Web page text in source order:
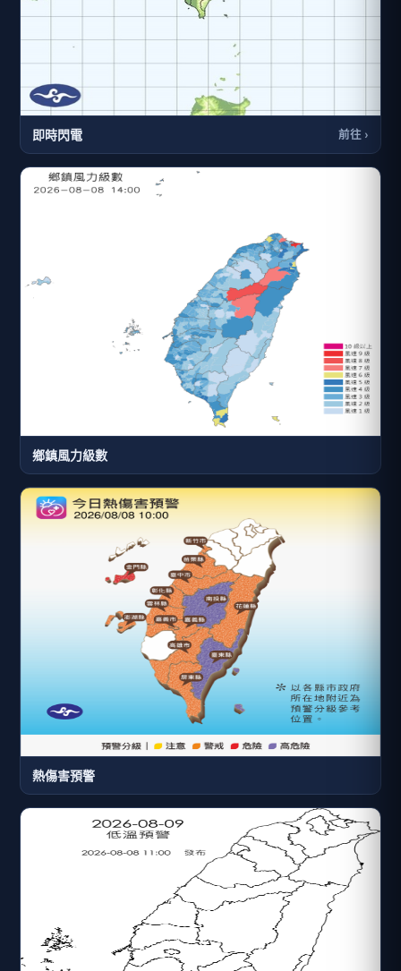
即時閃電 前往 ›
鄉鎮風力級數
熱傷害預警